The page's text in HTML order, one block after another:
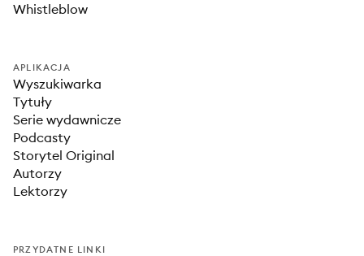
Whistleblow
APLIKACJA
Wyszukiwarka
Tytuły
Serie wydawnicze
Podcasty
Storytel Original
Autorzy
Lektorzy
PRZYDATNE LINKI